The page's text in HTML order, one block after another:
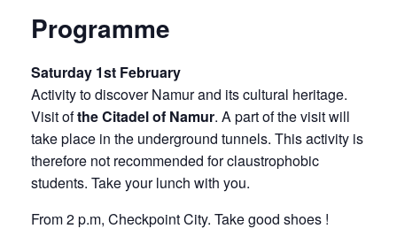
Programme
Saturday 1st February
Activity to discover Namur and its cultural heritage.
Visit ofthe Citadel of Namur. A part of the visit will
take place in the underground tunnels. This activity is
therefore not recommended for claustrophobic
students. Take your lunch with you.
From 2 p.m, Checkpoint City. Take good shoes !